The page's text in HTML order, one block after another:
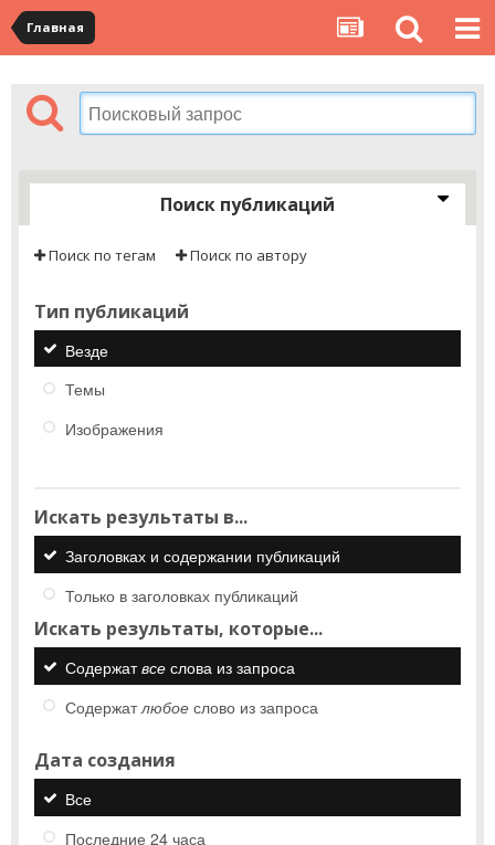
Главная
Поиск публикаций
Поиск по тегам Поиск по автору
Тип публикаций
Везде
Темы
Изображения
Искать результаты в...
Заголовках и содержании публикаций
Только в заголовках публикаций
Искать результаты, которые...
Содержатвсе слова из запроса
Содержатлюбое слово из запроса
Дата создания
Все
Последние 24 часа